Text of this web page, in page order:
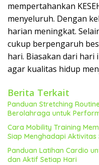
mempertahankan
menyeluruh. Dengan
harian meningkat.
cukup berpengaruh
hari. Biasakan dari
agar kualitas hidup
Berita Terkait
Panduan Stretching
Berolahraga untuk
Cara Mobility Training
Siap Menghadapi Aktivitas
Panduan Latihan Cardio
dan Aktif Setiap Hari